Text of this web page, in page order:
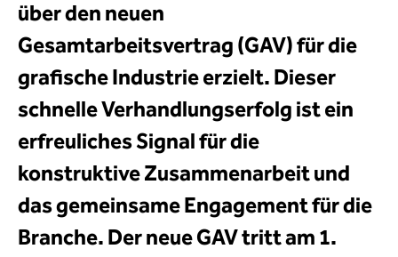
über den neuen
Gesamtarbeitsvertrag (GAV) für die
grafische Industrie erzielt. Dieser
schnelle Verhandlungserfolg ist ein
erfreuliches Signal für die
konstruktive Zusammenarbeit und
das gemeinsame Engagement für die
Branche. Der neue GAV tritt am 1.